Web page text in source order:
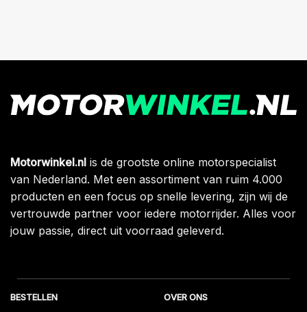
Motorwinkel.nl is de grootste online motorspecialist
van Nederland. Met een assortiment van ruim 4.000
producten en een focus op snelle levering, zijn wij de
vertrouwde partner voor iedere motorrijder. Alles voor
jouw passie, direct uit voorraad geleverd.
BESTELLEN OVER ONS